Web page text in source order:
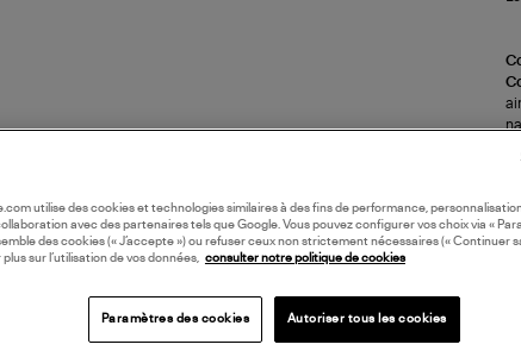
utilise des cookies et technologies similaires à des fins de performance,
avec des partenaires tels que Google. Vous pouvez configurer vos choix via «
des cookies (« J’accepte ») ou refuser ceux non strictement nécessaires (« Continuer
plus sur l’utilisation de vos données, consulter notre politique de cookies
Paramètres des cookies Autoriser tous les cookies